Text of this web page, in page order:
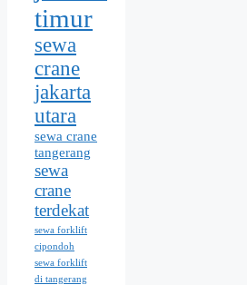
timur
sewa
crane
jakarta
utara
sewa crane
tangerang
sewa
crane
terdekat
sewa forklift
cipondoh
sewa forklift
di tangerang